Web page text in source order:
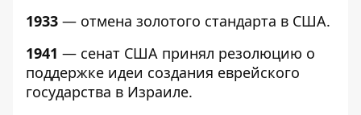
1933 — отмена золотого стандарта в США.
1941 — сенат США принял резолюцию о
поддержке идеи создания еврейского
государства в Израиле.